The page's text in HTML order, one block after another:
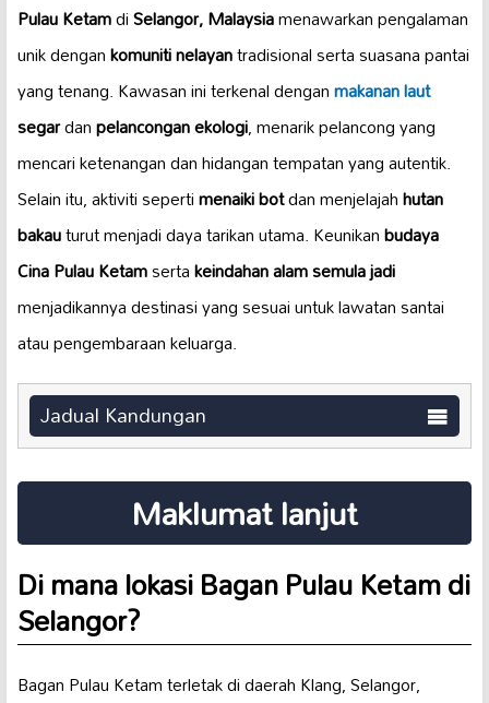
Pulau KetamdiSelangor, Malaysiamenawarkan pengalaman
unik dengankomuniti nelayantradisional serta suasana pantai
yang tenang. Kawasan ini terkenal denganmakanan laut
segardanpelancongan ekologi, menarik pelancong yang
mencari ketenangan dan hidangan tempatan yang autentik.
Selain itu, aktiviti sepertimenaiki botdan menjelajahhutan
bakauturut menjadi daya tarikan utama. Keunikanbudaya
Cina Pulau Ketamsertakeindahan alam semula jadi
menjadikannya destinasi yang sesuai untuk lawatan santai
atau pengembaraan keluarga.
Jadual Kandungan
Maklumat lanjut
Di mana lokasi Bagan Pulau Ketam di
Selangor?
Bagan Pulau Ketam terletak di daerah Klang, Selangor,